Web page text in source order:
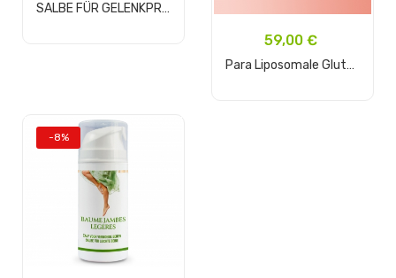
SALBE FÜR GELENKPROBLEMEN
59,00 €
Para Liposomale Glutathion...
-8%